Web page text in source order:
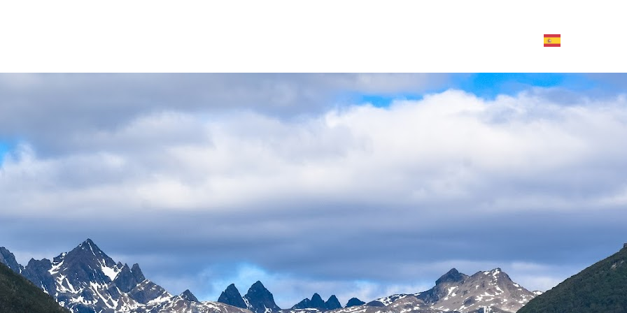
TOURS Y AGENCIAS ACTIVIDADES SERVICIOS